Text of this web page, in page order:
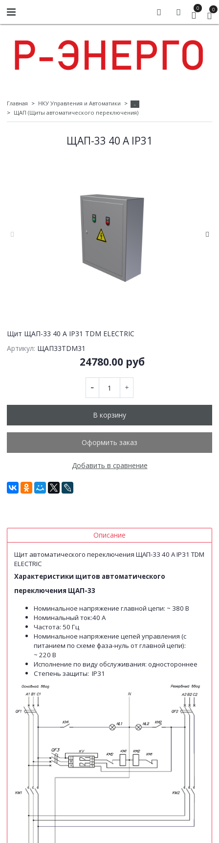
0 0
Главная НКУ Управления и Автоматики
-
ЩАП (Щиты автоматического переключения)
ЩАП-33 40 А IP31
Щит ЩАП-33 40 А IP31 TDM ELECTRIC
Артикул: ЩАП33TDM31
24780.00 руб
В корзину
Оформить заказ
Добавить в сравнение
Описание
Щит автоматического переключения ЩАП-33 40 А IP31 TDM
ELECTRIC
Характеристики щитов автоматического
переключения ЩАП-33
Номинальное напряжение главной цепи: ~ 380 В
Номинальный ток:40 А
Частота: 50 Гц
Номинальное напряжение цепей управления (с
питанием по схеме фаза-нуль от главной цепи):
~ 220 В
Исполнение по виду обслуживания: одностороннее
Степень защиты: IP31